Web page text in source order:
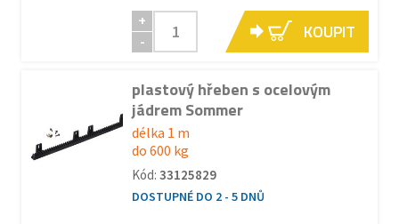
+
-
KOUPIT
plastový hřeben s ocelovým
jádrem Sommer
délka 1 m
do 600 kg
Kód: 33125829
DOSTUPNÉ DO 2 - 5 DNŮ